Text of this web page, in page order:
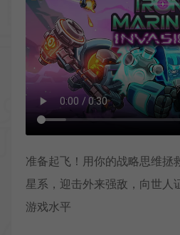
准备起飞！用你的战略思维拯
星系，迎击外来强敌，向世人
游戏水平